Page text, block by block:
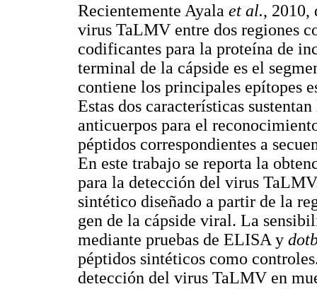
Recientemente Ayala et al., 2010,
virus TaLMV entre dos regiones
codificantes para la proteína de
terminal de la cápside es el
contiene los principales epítopes
Estas dos características
anticuerpos para el
péptidos correspondientes a
En este trabajo se reporta la
para la detección del virus
sintético diseñado a partir de la
gen de la cápside viral. La
mediante pruebas de ELISA y dot
péptidos sintéticos como
detección del virus TaLMV en